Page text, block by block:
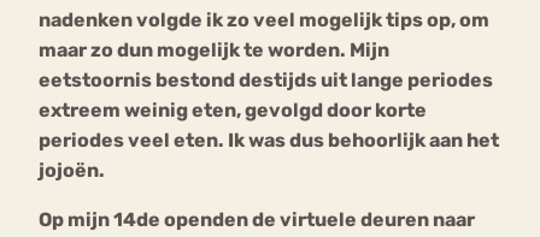
nadenken volgde ik zo veel mogelijk tips op, om
maar zo dun mogelijk te worden. Mijn
eetstoornis bestond destijds uit lange periodes
extreem weinig eten, gevolgd door korte
periodes veel eten. Ik was dus behoorlijk aan het
jojoën.
Op mijn 14de openden de virtuele deuren naar